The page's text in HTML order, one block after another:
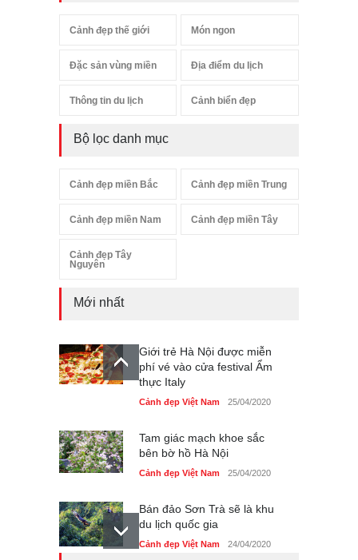
Cảnh đẹp thế giới Món ngon
Đặc sản vùng miền Địa điểm du lịch
Thông tin du lịch Cảnh biển đẹp
Bộ lọc danh mục
Cảnh đẹp miền Bắc Cảnh đẹp miền Trung
Cảnh đẹp miền Nam Cảnh đẹp miền Tây
Cảnh đẹp Tây
Nguyên
Mới nhất
Giới trẻ Hà Nội được miễn
phí vé vào cửa festival Ẩm
thực Italy
Cảnh đẹp Việt Nam 25/04/2020
Tam giác mạch khoe sắc
bên bờ hồ Hà Nội
Cảnh đẹp Việt Nam 25/04/2020
Bán đảo Sơn Trà sẽ là khu
du lịch quốc gia
Cảnh đẹp Việt Nam 24/04/2020